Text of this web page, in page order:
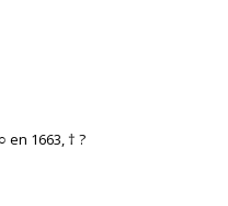
en 1663, † ?